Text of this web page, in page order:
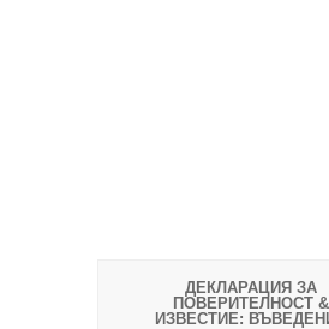
ДЕКЛАРАЦИЯ ЗА
ПОВЕРИТЕЛНОСТ &
ИЗВЕСТИЕ: